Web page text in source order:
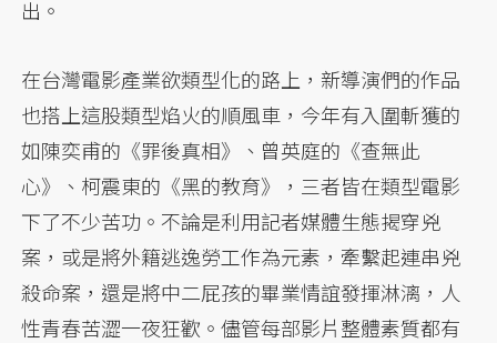
出。
在台灣電影產業欲類型化的路上，新導演們的作品
也搭上這股類型焰火的順風車，今年有入圍斬獲的
如陳奕甫的《罪後真相》、曾英庭的《查無此
心》、柯震東的《黑的教育》，三者皆在類型電影
下了不少苦功。不論是利用記者媒體生態揭穿兇
案，或是將外籍逃逸勞工作為元素，牽繫起連串兇
殺命案，還是將中二屁孩的畢業情誼發揮淋漓，人
性青春苦澀一夜狂歡。儘管每部影片整體素質都有